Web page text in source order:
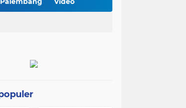
Lantik Pejabat Baru, JM Bupati Empat Lawang: Jabatan Adalah Amanah, Segera Berinovasi Demi Empat Lawang MADANI!